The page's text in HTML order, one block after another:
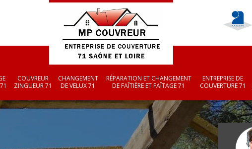
COUVREUR
ZINGUEUR 71
CHANGEMENT
DE VELUX 71
RÉPARATION ET CHANGEMENT
DE FAÎTIÈRE ET FAÎTAGE 71
ENTREPRISE DE
COUVERTURE 71